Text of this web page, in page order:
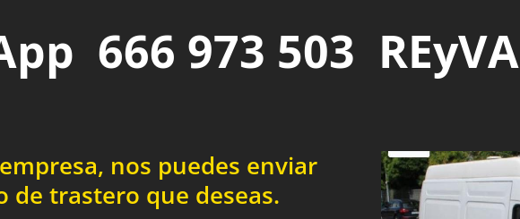
666 973 503 REyVA
nos puedes enviar
de trastero que deseas.